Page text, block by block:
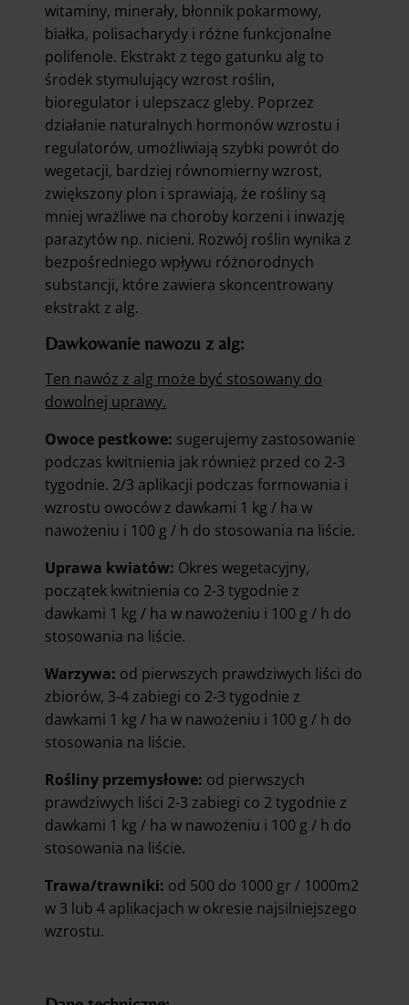
witaminy, minerały, błonnik pokarmowy,
białka, polisacharydy i różne funkcjonalne
polifenole. Ekstrakt z tego gatunku alg to
środek stymulujący wzrost roślin,
bioregulator i ulepszacz gleby. Poprzez
działanie naturalnych hormonów wzrostu i
regulatorów, umożliwiają szybki powrót do
wegetacji, bardziej równomierny wzrost,
zwiększony plon i sprawiają, że rośliny są
mniej wrażliwe na choroby korzeni i inwazję
parazytów np. nicieni. Rozwój roślin wynika z
bezpośredniego wpływu różnorodnych
substancji, które zawiera skoncentrowany
ekstrakt z alg.
Dawkowanie nawozu z alg:
Ten nawóz z alg może być stosowany do
dowolnej uprawy.
Owoce pestkowe: sugerujemy zastosowanie
podczas kwitnienia jak również przed co 2-3
tygodnie. 2/3 aplikacji podczas formowania i
wzrostu owoców z dawkami 1 kg / ha w
nawożeniu i 100 g / h do stosowania na liście.
Uprawa kwiatów: Okres wegetacyjny,
początek kwitnienia co 2-3 tygodnie z
dawkami 1 kg / ha w nawożeniu i 100 g / h do
stosowania na liście.
Warzywa: od pierwszych prawdziwych liści do
zbiorów, 3-4 zabiegi co 2-3 tygodnie z
dawkami 1 kg / ha w nawożeniu i 100 g / h do
stosowania na liście.
Rośliny przemysłowe: od pierwszych
prawdziwych liści 2-3 zabiegi co 2 tygodnie z
dawkami 1 kg / ha w nawożeniu i 100 g / h do
stosowania na liście.
Trawa/trawniki: od 500 do 1000 gr / 1000m2
w 3 lub 4 aplikacjach w okresie najsilniejszego
wzrostu.